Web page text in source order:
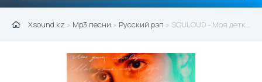
Xsound.kz » Mp3 песни » Русский рэп » SOULOUD - Моя детка любит соул (2021)